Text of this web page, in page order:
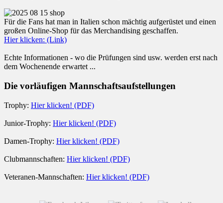
Für die Fans hat man in Italien schon mächtig aufgerüstet und einen
großen Online-Shop für das Merchandising geschaffen.
Hier klicken: (Link)
Echte Informationen - wo die Prüfungen sind usw. werden erst nach
dem Wochenende erwartet ...
Die vorläufigen Mannschaftsaufstellungen
Trophy: Hier klicken! (PDF)
Junior-Trophy: Hier klicken! (PDF)
Damen-Trophy: Hier klicken! (PDF)
Clubmannschaften: Hier klicken! (PDF)
Veteranen-Mannschaften: Hier klicken! (PDF)